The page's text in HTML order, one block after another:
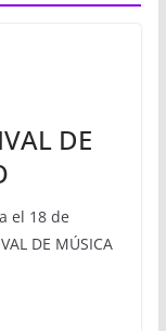
DE
el 18 de
DE MÚSICA